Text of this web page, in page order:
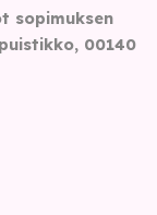
sopimuksen
00140